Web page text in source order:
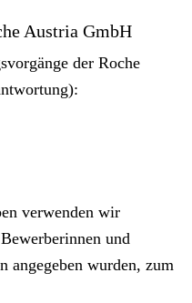
Austria GmbH
der Roche
verwenden wir
und
angegeben wurden, zum